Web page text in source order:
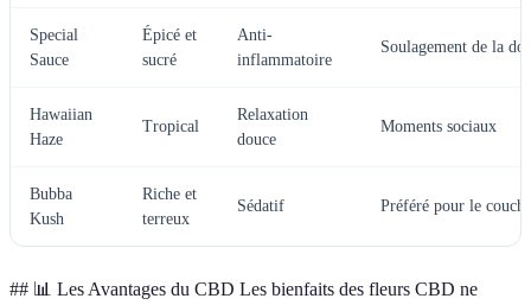
Special
Sauce
Épicé et
sucré
Anti-
inflammatoire
Soulagement de la
Hawaiian
Haze
Tropical
Relaxation
douce
Moments sociaux
Bubba
Kush
Riche et
terreux
Sédatif Préféré pour le
## 📊 Les Avantages du CBD Les bienfaits des fleurs CBD ne